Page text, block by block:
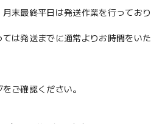
末最終平日は発送作業を行っており
は発送までに通常よりお時間をいた
ご確認ください。